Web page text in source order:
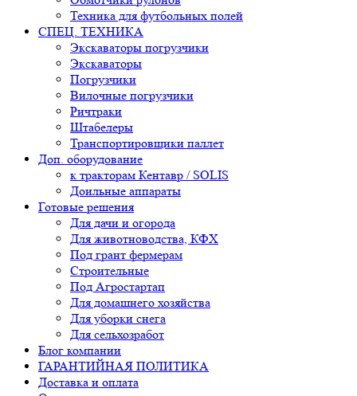
Техника для футбольных полей
СПЕЦ. ТЕХНИКА
Экскаваторы погрузчики
Экскаваторы
Погрузчики
Вилочные погрузчики
Ричтраки
Штабелеры
Транспортировщики паллет
Доп. оборудование
к тракторам Кентавр / SOLIS
Доильные аппараты
Готовые решения
Для дачи и огорода
Для животноводства, КФХ
Под грант фермерам
Строительные
Под Агростартап
Для домашнего хозяйства
Для уборки снега
Для сельхозработ
Блог компании
ГАРАНТИЙНАЯ ПОЛИТИКА
Доставка и оплата